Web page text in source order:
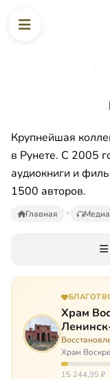
Крупнейшая
в Рунете. С 2005
аудиокниги и
1500 авторов.
Главная
Храм
Храм
Кузнецкий
открылся
15 244,95 ₽